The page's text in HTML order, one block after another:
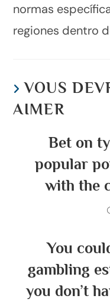
normas
regiones dentro
VOUS
AIMER
Bet on
popular
with the
You
gambling
you don’t